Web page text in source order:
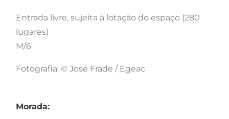
Entrada livre, sujeita à lotação do espaço (280
lugares)
M/6
Fotografia: © José Frade / Egeac
Morada: